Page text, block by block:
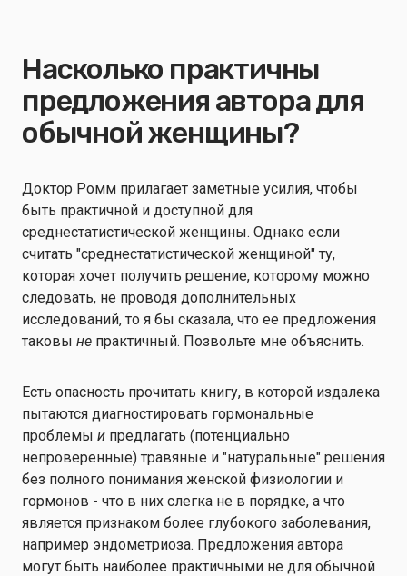
Насколько практичны
предложения автора для
обычной женщины?
Доктор Ромм прилагает заметные усилия, чтобы
быть практичной и доступной для
среднестатистической женщины. Однако если
считать "среднестатистической женщиной" ту,
которая хочет получить решение, которому можно
следовать, не проводя дополнительных
исследований, то я бы сказала, что ее предложения
таковы не практичный. Позвольте мне объяснить.
Есть опасность прочитать книгу, в которой издалека
пытаются диагностировать гормональные
проблемы и предлагать (потенциально
непроверенные) травяные и "натуральные" решения
без полного понимания женской физиологии и
гормонов - что в них слегка не в порядке, а что
является признаком более глубокого заболевания,
например эндометриоза. Предложения автора
могут быть наиболее практичными не для обычной